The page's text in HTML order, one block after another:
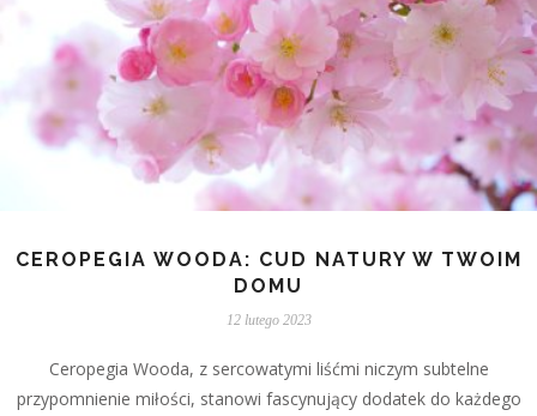
CEROPEGIA WOODA: CUD NATURY W TWOIM
DOMU
12 lutego 2023
Ceropegia Wooda, z sercowatymi liśćmi niczym subtelne
przypomnienie miłości, stanowi fascynujący dodatek do każdego